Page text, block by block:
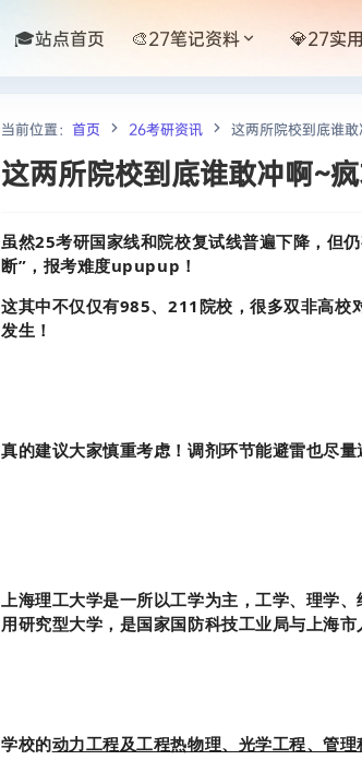
🎓站点首页 🎨27笔记资料 💎27实
当前位置： 首页 26考研资讯 这两所院校到底谁敢
这两所院校到底谁敢冲啊~疯
虽然25考研国家线和院校复试线普遍下降，但
断”，报考难度upupup！
这其中不仅仅有985、211院校，很多双非高校
发生！
真的建议大家慎重考虑！调剂环节能避雷也尽量
上海理工大学是一所以工学为主，工学、理学
用研究型大学，是国家国防科技工业局与上海
学校的动力工程及工程热物理、光学工程、管